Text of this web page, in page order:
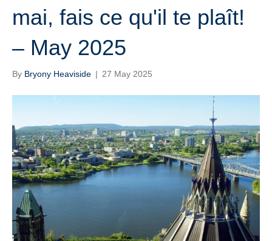
mai, fais ce qu'il te plaît!
– May 2025
By Bryony Heaviside | 27 May 2025